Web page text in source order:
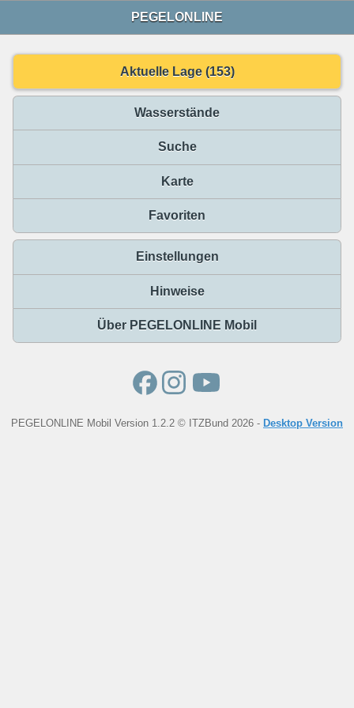
PEGELONLINE
Aktuelle Lage (153)
Wasserstände
Suche
Karte
Favoriten
Einstellungen
Hinweise
Über PEGELONLINE Mobil
PEGELONLINE Mobil Version 1.2.2 © ITZBund 2026 - Desktop Version